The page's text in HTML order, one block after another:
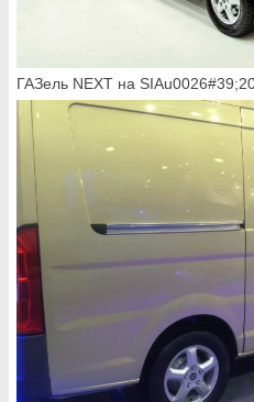
ГАЗель NEXT на